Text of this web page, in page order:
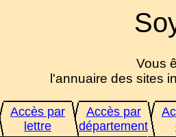
Vous
l'annuaire des sites
Accès par
lettre
Accès par
département